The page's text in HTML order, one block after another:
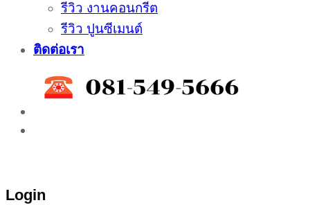
รีวิว งานคอนกรีต
รีวิว ปูนซีเมนต์
ติดต่อเรา
Login